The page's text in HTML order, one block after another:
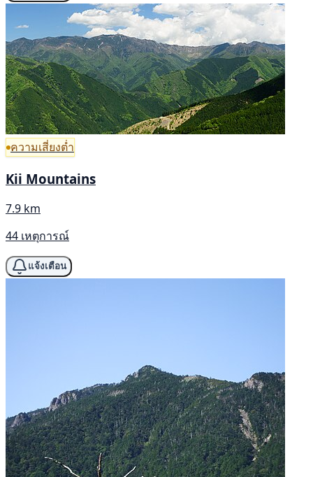
ความเสี่ยงต่ำ
Kii Mountains
7.9 km
44 เหตุการณ์
แจ้งเตือน